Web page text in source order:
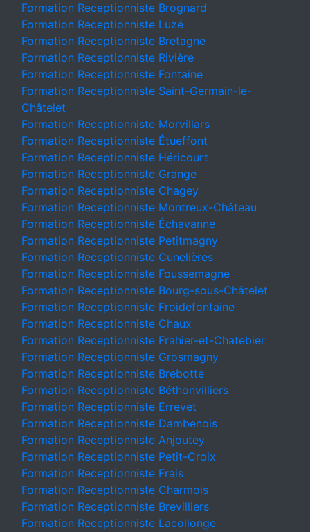
Formation Receptionniste Brognard
Formation Receptionniste Luzé
Formation Receptionniste Bretagne
Formation Receptionniste Rivière
Formation Receptionniste Fontaine
Formation Receptionniste Saint-Germain-le-
Châtelet
Formation Receptionniste Morvillars
Formation Receptionniste Étueffont
Formation Receptionniste Héricourt
Formation Receptionniste Grange
Formation Receptionniste Chagey
Formation Receptionniste Montreux-Château
Formation Receptionniste Échavanne
Formation Receptionniste Petitmagny
Formation Receptionniste Cunelières
Formation Receptionniste Foussemagne
Formation Receptionniste Bourg-sous-Châtelet
Formation Receptionniste Froidefontaine
Formation Receptionniste Chaux
Formation Receptionniste Frahier-et-Chatebier
Formation Receptionniste Grosmagny
Formation Receptionniste Brebotte
Formation Receptionniste Béthonvilliers
Formation Receptionniste Errevet
Formation Receptionniste Dambenois
Formation Receptionniste Anjoutey
Formation Receptionniste Petit-Croix
Formation Receptionniste Frais
Formation Receptionniste Charmois
Formation Receptionniste Brevilliers
Formation Receptionniste Lacollonge